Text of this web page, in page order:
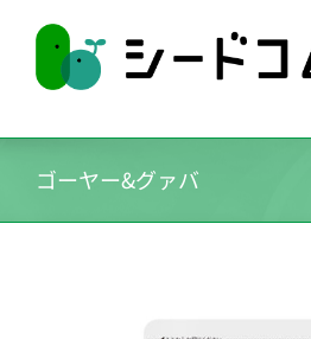
ゴーヤー&グァバ